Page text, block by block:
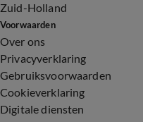
Zuid-Holland
Voorwaarden
Over ons
Privacyverklaring
Gebruiksvoorwaarden
Cookieverklaring
Digitale diensten